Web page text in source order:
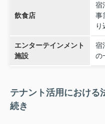
飲食店
宿
事
り
エンターテインメント
施設
宿
の
テナント活用における
続き